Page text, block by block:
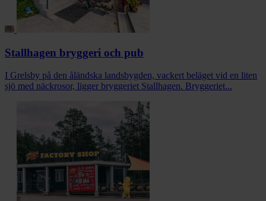
Stallhagen bryggeri och pub
I Grelsby på den åländska landsbygden, vackert beläget vid en liten
sjö med näckrosor, ligger bryggeriet Stallhagen. Bryggeriet...